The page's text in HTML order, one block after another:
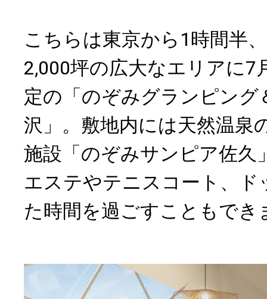
こちらは東京から1時間半
2,000坪の広大なエリアに7
定の「のぞみグランピング
沢」。敷地内には天然温泉
施設「のぞみサンピア佐久
エステやテニスコート、ド
た時間を過ごすこともでき